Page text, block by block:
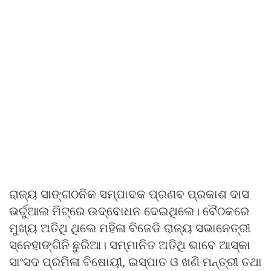
ରାଜ୍ୟ ସାଙ୍ଗଠନିକ ସମ୍ପାଦକ ପ୍ରଣବ ପ୍ରକାଶ ଦାସ
ଭର୍ଚୁଆଲ ମିଟ୍‌ରେ ଉଦ୍‌ବୋଧନ ଦେଇଥିଲେ। ବୈଠକରେ
ମୁଖ୍ୟ ଅତିଥି ଥିଲେ ମହିଳା ବିଜେଡି ରାଜ୍ୟ ସଭାନେତ୍ରୀ
ସ୍ନେହାଙ୍ଗିନି ଛୁରିଆ। ସମ୍ମାନିତ ଅତିଥି ଭାବେ ଆସ୍କା
ସାଂସଦ ପ୍ରମିଳା ବିଷୋୟୀ, ଇସ୍ପାତ ଓ ଖଣି ମନ୍ତ୍ରୀ ତଥା